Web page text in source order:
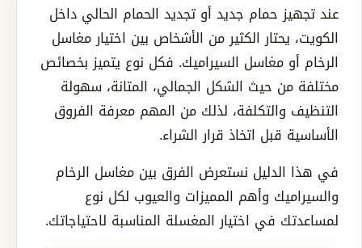
عند تجهيز حمام جديد أو تجديد الحمام الحالي داخل
الكويت، يحتار الكثير من الأشخاص بين اختيار مغاسل
الرخام أو مغاسل السيراميك. فكل نوع يتميز بخصائص
مختلفة من حيث الشكل الجمالي، المتانة، سهولة
التنظيف والتكلفة، لذلك من المهم معرفة الفروق
الأساسية قبل اتخاذ قرار الشراء.
في هذا الدليل نستعرض الفرق بين مغاسل الرخام
والسيراميك وأهم المميزات والعيوب لكل نوع
لمساعدتك في اختيار المغسلة المناسبة لاحتياجاتك.